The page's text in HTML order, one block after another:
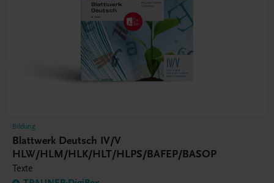
Bildung
Blattwerk Deutsch IV/V
HLW/HLM/HLK/HLT/HLPS/BAFEP/BASOP
Texte